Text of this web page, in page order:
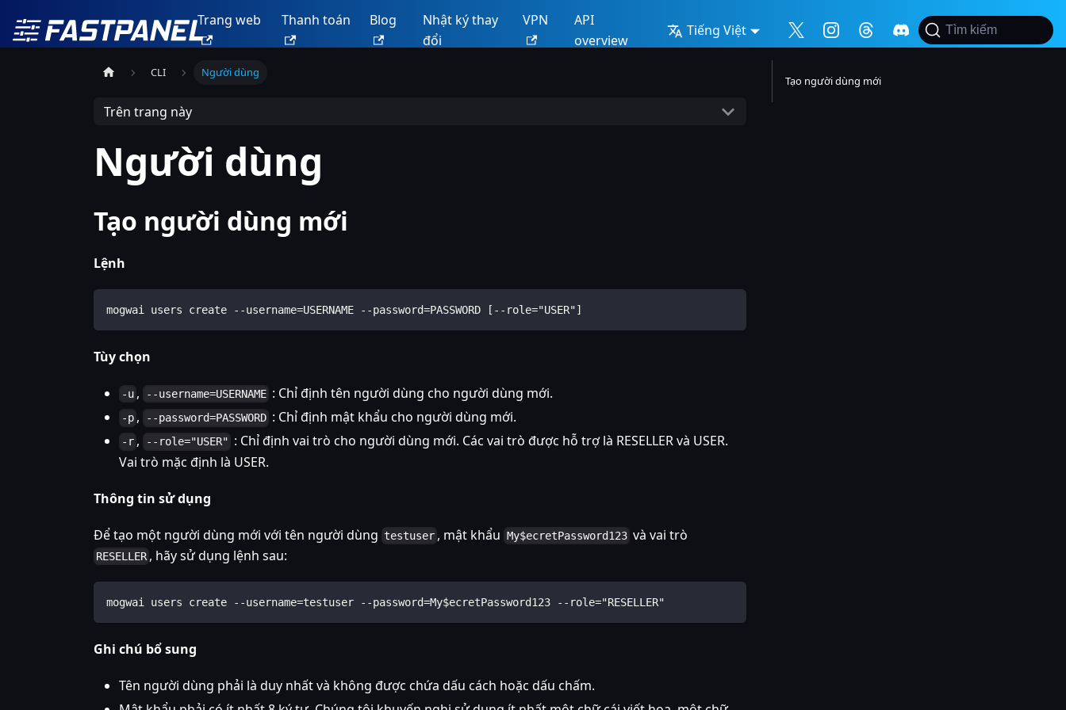
Trang web Thanh toán Blog
Nhật ký thay
đổi
VPN
API
overview
Tiếng Việt Tìm kiếm
CLI Người dùng
Trên trang này
Người dùng
Tạo người dùng mới
Lệnh
mogwai users create --username=USERNAME --password=PASSWORD [--role="USER"]
Tùy chọn
-u , --username=USERNAME : Chỉ định tên người dùng cho người dùng mới.
-p , --password=PASSWORD : Chỉ định mật khẩu cho người dùng mới.
-r , --role="USER" : Chỉ định vai trò cho người dùng mới. Các vai trò được hỗ trợ là RESELLER và USER.
Vai trò mặc định là USER.
Thông tin sử dụng
Để tạo một người dùng mới với tên người dùng testuser , mật khẩu My$ecretPassword123 và vai trò
RESELLER , hãy sử dụng lệnh sau:
mogwai users create --username=testuser --password=My$ecretPassword123 --role="RESELLER"
Ghi chú bổ sung
Tên người dùng phải là duy nhất và không được chứa dấu cách hoặc dấu chấm.
Tạo người dùng mới